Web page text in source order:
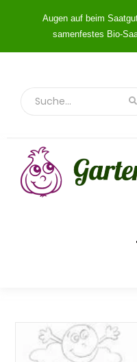
Augen auf beim
samenfestes Bio-